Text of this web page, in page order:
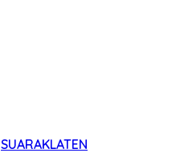
SUARAKLATEN